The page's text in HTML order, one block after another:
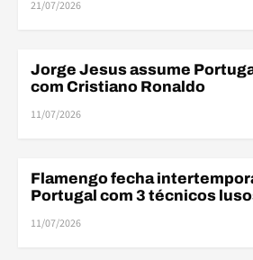
21/07/2026
UNCATEGORIZED
Jorge Jesus assume
com Cristiano Ronaldo
11/07/2026
MERCADO DA BOLA
Flamengo fecha
Portugal com 3 técnicos
11/07/2026